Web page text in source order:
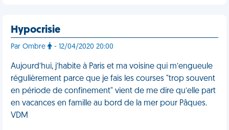
Hypocrisie
Par Ombre - 12/04/2020 20:00
Aujourd’hui, j’habite à Paris et ma voisine qui m’engueule
régulièrement parce que je fais les courses "trop souvent
en période de confinement" vient de me dire qu’elle part
en vacances en famille au bord de la mer pour Pâques.
VDM